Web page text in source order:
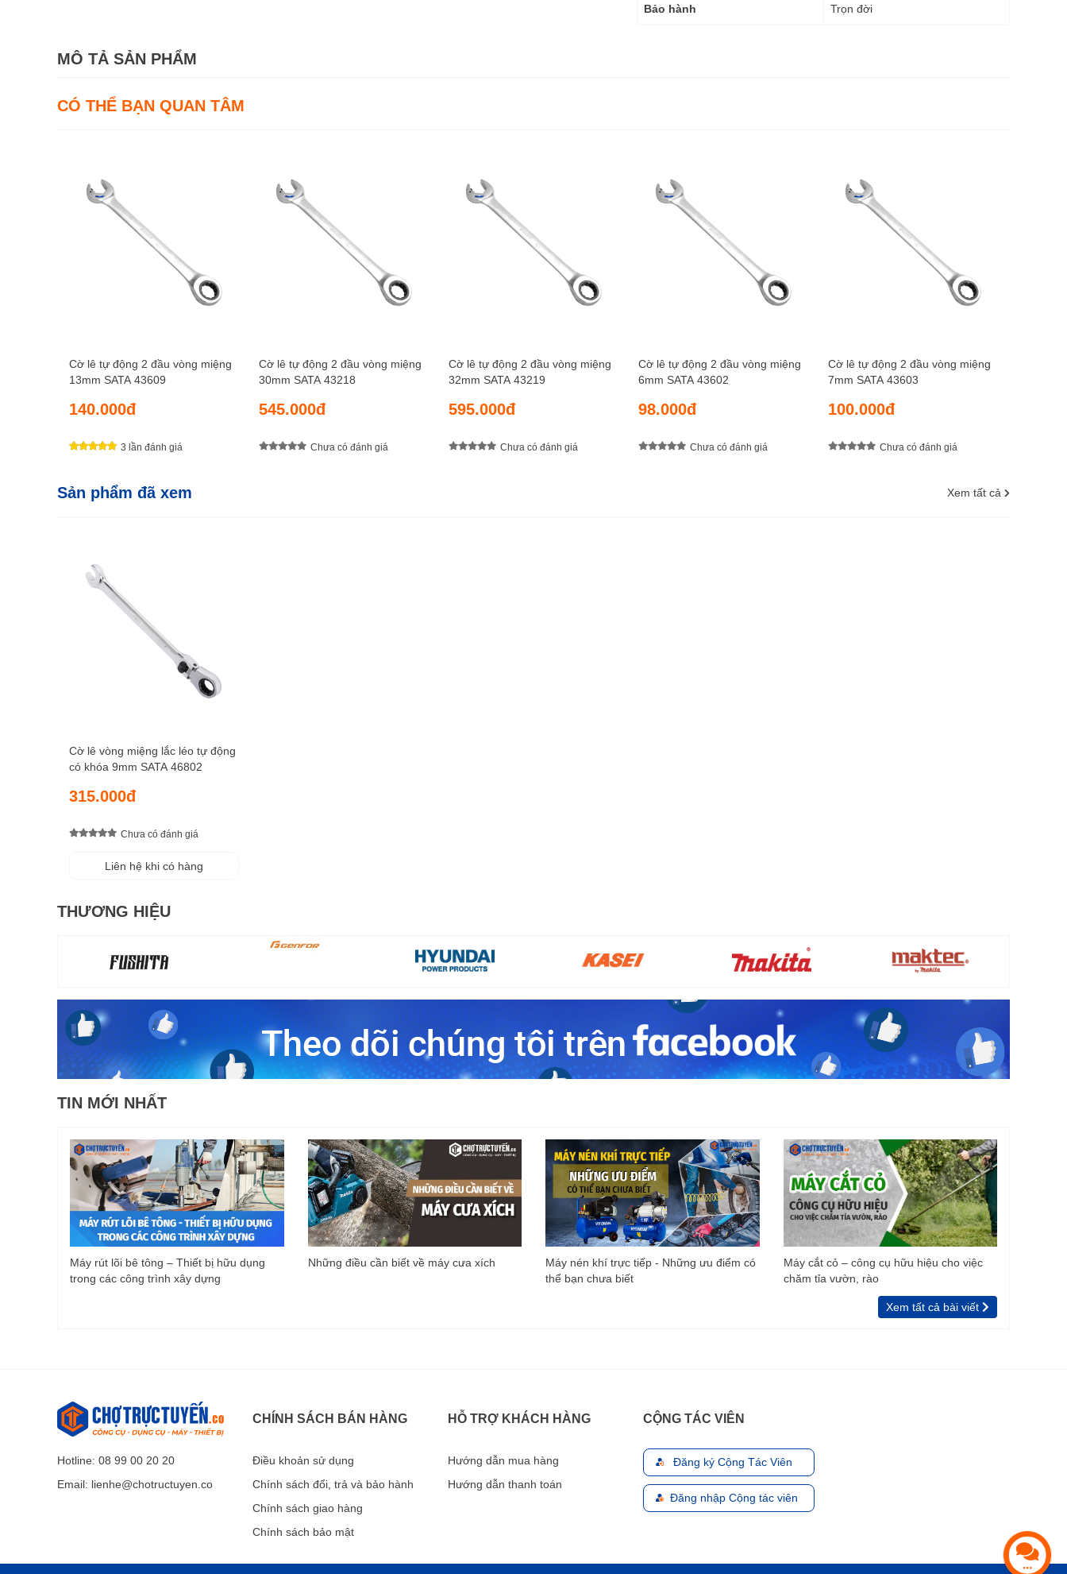
Bảo hành Trọn đời
MÔ TẢ SẢN PHẨM
CÓ THỂ BẠN QUAN TÂM
Cờ lê tự động 2 đầu vòng miệng
13mm SATA 43609
140.000đ
3 lần đánh giá
Cờ lê tự động 2 đầu vòng miệng
30mm SATA 43218
545.000đ
Chưa có đánh giá
Cờ lê tự động 2 đầu vòng miệng
32mm SATA 43219
595.000đ
Chưa có đánh giá
Cờ lê tự động 2 đầu vòng miệng
6mm SATA 43602
98.000đ
Chưa có đánh giá
Cờ lê tự động 2 đầu vòng miệng
7mm SATA 43603
100.000đ
Chưa có đánh giá
Sản phẩm đã xem Xem tất cả
Cờ lê vòng miệng lắc léo tự động
có khóa 9mm SATA 46802
315.000đ
Chưa có đánh giá
Liên hệ khi có hàng
THƯƠNG HIỆU
TIN MỚI NHẤT
Máy rút lõi bê tông – Thiết bị hữu dụng
trong các công trình xây dựng
Những điều cần biết về máy cưa xích
Máy nén khí trực tiếp - Những ưu điểm có
thể bạn chưa biết
Máy cắt cỏ – công cụ hữu hiệu cho việc
chăm tỉa vườn, rào
Xem tất cả bài viết
Hotline: 08 99 00 20 20
Email: lienhe@chotructuyen.co
CHÍNH SÁCH BÁN HÀNG
Điều khoản sử dụng
Chính sách đổi, trả và bảo hành
Chính sách giao hàng
Chính sách bảo mật
HỖ TRỢ KHÁCH HÀNG
Hướng dẫn mua hàng
Hướng dẫn thanh toán
CỘNG TÁC VIÊN
Đăng ký Cộng Tác Viên
Đăng nhập Cộng tác viên